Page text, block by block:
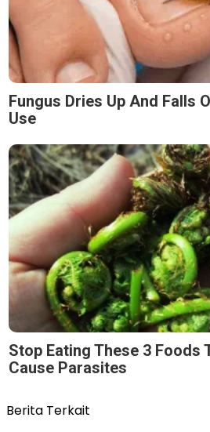
Fungus Dries Up And Falls
Use
Stop Eating These 3 Foods
Cause Parasites
Berita Terkait